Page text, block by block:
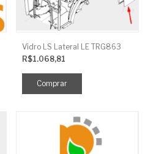
Vidro LS Lateral LE TRG863
R$1.068,81